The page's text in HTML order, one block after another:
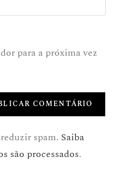
para a próxima vez
spam. Saiba
são processados.